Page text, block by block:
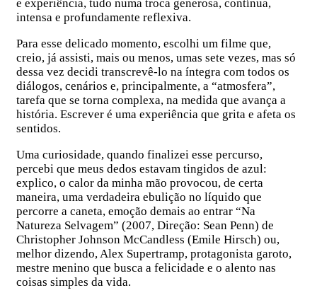
e experiência, tudo numa troca generosa, contínua,
intensa e profundamente reflexiva.
Para esse delicado momento, escolhi um filme que,
creio, já assisti, mais ou menos, umas sete vezes, mas só
dessa vez decidi transcrevê-lo na íntegra com todos os
diálogos, cenários e, principalmente, a “atmosfera”,
tarefa que se torna complexa, na medida que avança a
história. Escrever é uma experiência que grita e afeta os
sentidos.
Uma curiosidade, quando finalizei esse percurso,
percebi que meus dedos estavam tingidos de azul:
explico, o calor da minha mão provocou, de certa
maneira, uma verdadeira ebulição no líquido que
percorre a caneta, emoção demais ao entrar “Na
Natureza Selvagem” (2007, Direção: Sean Penn) de
Christopher Johnson McCandless (Emile Hirsch) ou,
melhor dizendo, Alex Supertramp, protagonista garoto,
mestre menino que busca a felicidade e o alento nas
coisas simples da vida.